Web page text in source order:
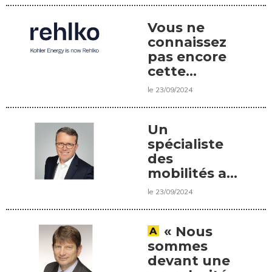
ingénieurs,
une
interview de
Joël Cuny,
Directeur
Vous ne
connaissez
pas encore
cette
marque, ... et
le 23/09/2024
Un
spécialiste
des
mobilités au
ministère
le 23/09/2024
« Nous
sommes
devant une